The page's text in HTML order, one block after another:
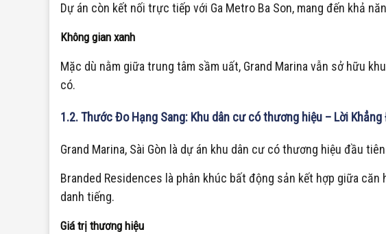
Dự án còn kết nối trực tiếp với Ga Metro Ba Son, mang đến khả
Không gian xanh
Mặc dù nằm giữa trung tâm sầm uất, Grand Marina vẫn sở hữu
có.
1.2. Thước Đo Hạng Sang: Khu dân cư có thương hiệu – Lời Khẳng
Grand Marina, Sài Gòn là dự án khu dân cư có thương hiệu đầu
Branded Residences là phân khúc bất động sản kết hợp giữa
danh tiếng.
Giá trị thương hiệu